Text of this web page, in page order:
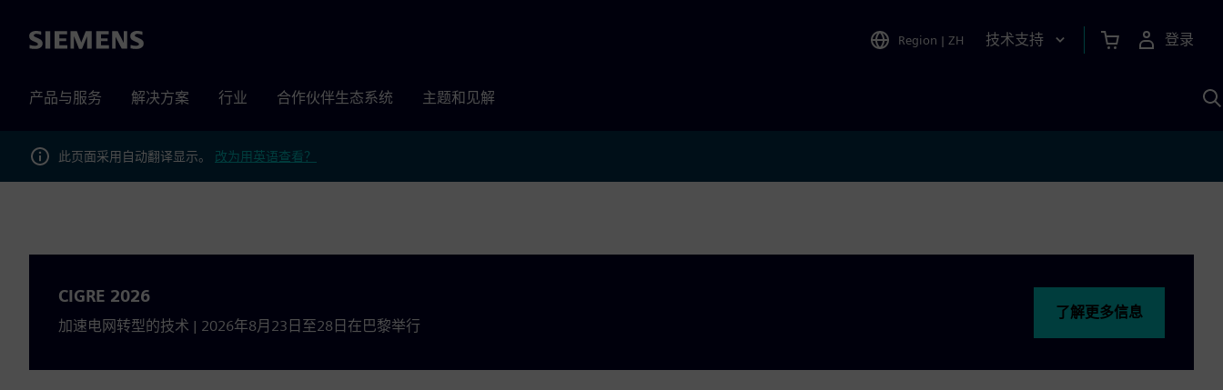
Siemens Region | ZH 技术支持 登录
产品与服务 解决方案 行业 合作伙伴生态系统 主题和见解
此页面采用自动翻译显示。 改为用英语查看？
CIGRE 2026
加速电网转型的技术 | 2026年8月23日至28日在巴黎举行
了解更多信息